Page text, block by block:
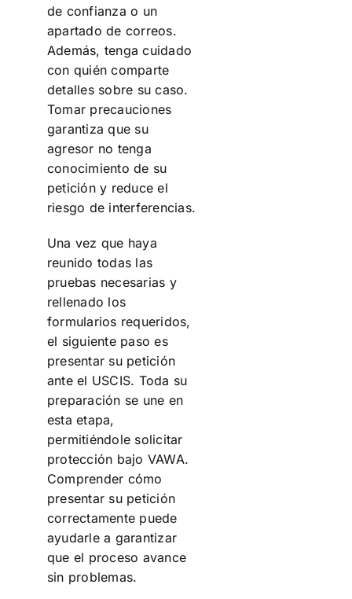
de confianza o un
apartado de correos.
Además, tenga cuidado
con quién comparte
detalles sobre su caso.
Tomar precauciones
garantiza que su
agresor no tenga
conocimiento de su
petición y reduce el
riesgo de interferencias.
Una vez que haya
reunido todas las
pruebas necesarias y
rellenado los
formularios requeridos,
el siguiente paso es
presentar su petición
ante el USCIS. Toda su
preparación se une en
esta etapa,
permitiéndole solicitar
protección bajo VAWA.
Comprender cómo
presentar su petición
correctamente puede
ayudarle a garantizar
que el proceso avance
sin problemas.